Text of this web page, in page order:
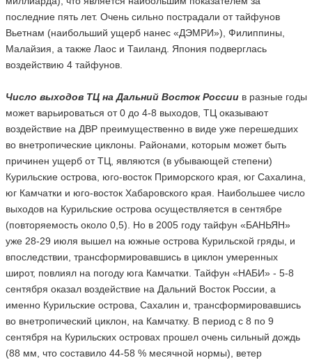
последние пять лет. Очень сильно пострадали от тайфунов
Вьетнам (наибольший ущерб нанес «ДЭМРИ»), Филиппины,
Малайзия, а также Лаос и Таиланд. Япония подверглась
воздействию 4 тайфунов.
Число выходов ТЦ на Дальний Восток Россиив разные годы
может варьироваться от 0 до 4-8 выходов, ТЦ оказывают
воздействие на ДВР преимущественно в виде уже перешедших
во внетропические циклоны. Районами, которым может быть
причинен ущерб от ТЦ, являются (в убывающей степени)
Курильские острова, юго-восток Приморского края, юг Сахалина,
юг Камчатки и юго-восток Хабаровского края. Наибольшее число
выходов на Курильские острова осуществляется в сентябре
(повторяемость около 0,5). Но в 2005 году тайфун «БАНЬЯН»
уже 28-29 июля вышел на южные острова Курильской гряды, и
впоследствии, трансформировавшись в циклон умеренных
широт, повлиял на погоду юга Камчатки. Тайфун «НАБИ» - 5-8
сентября оказал воздействие на Дальний Восток России, а
именно Курильские острова, Сахалин и, трансформировавшись
во внетропический циклон, на Камчатку. В период с 8 по 9
сентября на Курильских островах прошел очень сильный дождь
(88 мм, что составило 44-58 % месячной нормы), ветер